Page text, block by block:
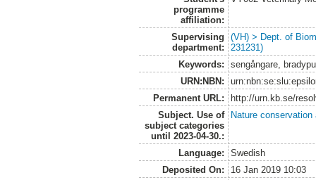
programme
affiliation:
Supervising
department:
(VH) > Dept. of
231231)
Keywords:
sengångare,
URN:NBN:
Permanent URL:
http://urn.kb.se/
Subject. Use of
subject categories
until 2023-04-30.:
Nature
Language:
Swedish
Deposited On:
16 Jan 2019 10:03